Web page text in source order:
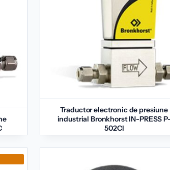
Traductor electronic de presiune
industrial Bronkhorst IN-PRESS P-
502CI